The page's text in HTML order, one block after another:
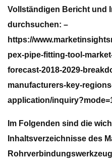
Vollständigen Bericht und
durchsuchen: –
https://
pex-pipe-fitting-tool-
forecast-2018-2029-
manufacturers-key-
application/
Im Folgenden sind die
Inhaltsverzeichnisse des